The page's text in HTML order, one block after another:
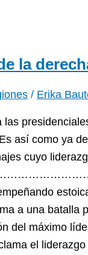
la
/ Erika
así como ya
cuyo
a una batalla
del máximo
el